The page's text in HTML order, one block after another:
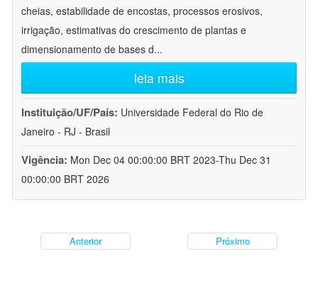
cheias, estabilidade de encostas, processos erosivos,
irrigação, estimativas do crescimento de plantas e
dimensionamento de bases d...
leia mais
Instituição/UF/País: Universidade Federal do Rio de
Janeiro - RJ - Brasil
Vigência: Mon Dec 04 00:00:00 BRT 2023-Thu Dec 31
00:00:00 BRT 2026
Anterior Próximo